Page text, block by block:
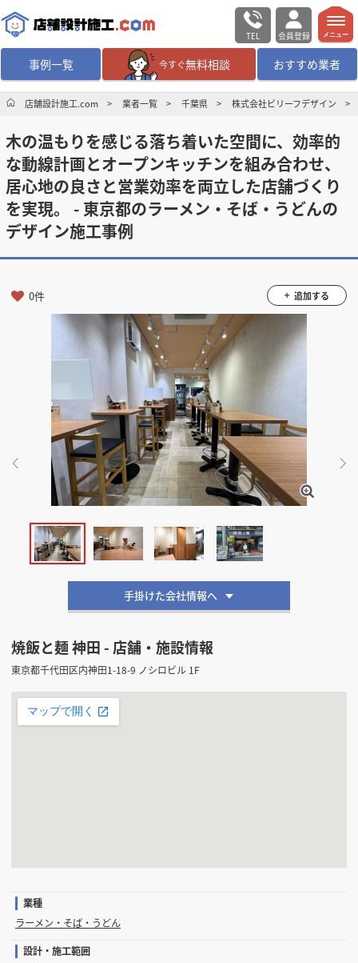
TEL 会員登録
事例一覧 今すぐ無料相談 おすすめ業者
無料相談 ログイン／会員登録
デザイン設計・施工業者を探す
店舗・商業施設の施工事例を探す
マッチング案件一覧
内装の費用相場シミュレーター
掲載希望のデザイン 設計・施工会社様へ
店舗開業・改装をご検討中の方へ
メニュー
店舗設計施工.com 業者一覧 千葉県 株式会社ビリーフデザイン
木の温もりを感じる落ち着いた空間に、効率的
な動線計画とオープンキッチンを組み合わせ、
居心地の良さと営業効率を両立した店舗づくり
を実現。 - 東京都のラーメン・そば・うどんの
デザイン施工事例
0件 追加する
手掛けた会社情報へ
焼飯と麺 神田 - 店舗・施設情報
東京都千代田区内神田1-18-9 ノシロビル 1F
業種
ラーメン・そば・うどん
設計・施工範囲